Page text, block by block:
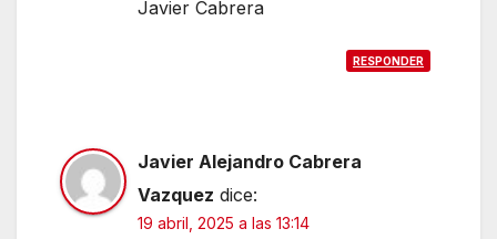
Javier Cabrera
RESPONDER
Javier Alejandro Cabrera
Vazquez dice:
19 abril, 2025 a las 13:14